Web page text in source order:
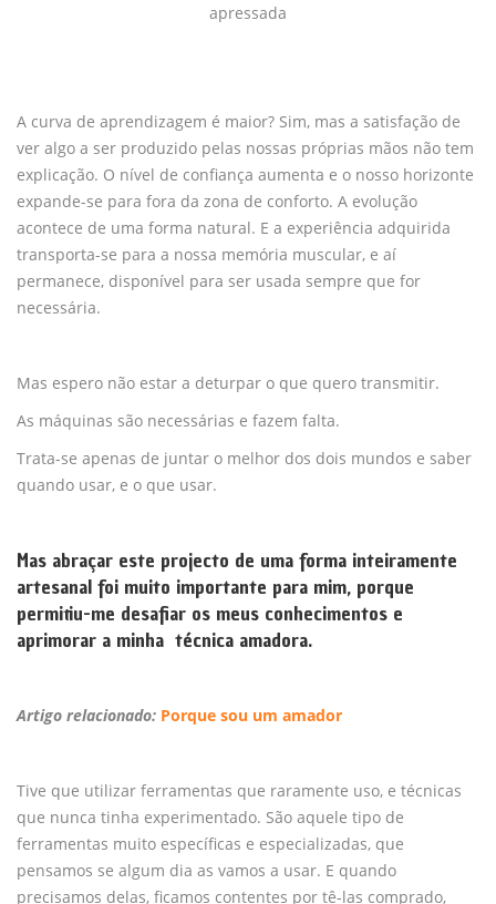
apressada
A curva de aprendizagem é maior? Sim, mas a satisfação de
ver algo a ser produzido pelas nossas próprias mãos não tem
explicação. O nível de confiança aumenta e o nosso horizonte
expande-se para fora da zona de conforto. A evolução
acontece de uma forma natural. E a experiência adquirida
transporta-se para a nossa memória muscular, e aí
permanece, disponível para ser usada sempre que for
necessária.
Mas espero não estar a deturpar o que quero transmitir.
As máquinas são necessárias e fazem falta.
Trata-se apenas de juntar o melhor dos dois mundos e saber
quando usar, e o que usar.
Mas abraçar este projecto de uma forma inteiramente
artesanal foi muito importante para mim, porque
permitiu-me desafiar os meus conhecimentos e
aprimorar a minha técnica amadora.
Artigo relacionado: Porque sou um amador
Tive que utilizar ferramentas que raramente uso, e técnicas
que nunca tinha experimentado. São aquele tipo de
ferramentas muito específicas e especializadas, que
pensamos se algum dia as vamos a usar. E quando
precisamos delas, ficamos contentes por tê-las comprado,